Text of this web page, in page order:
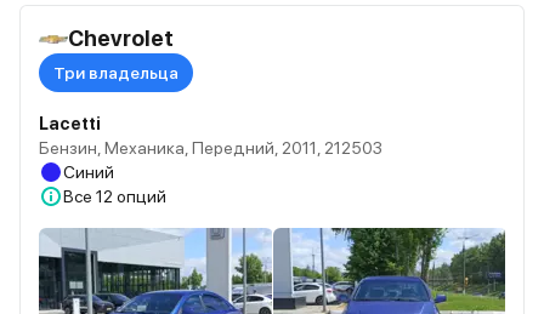
Chevrolet
Три владельца
Lacetti
Бензин, Механика, Передний, 2011, 212503
Синий
Все 12 опций